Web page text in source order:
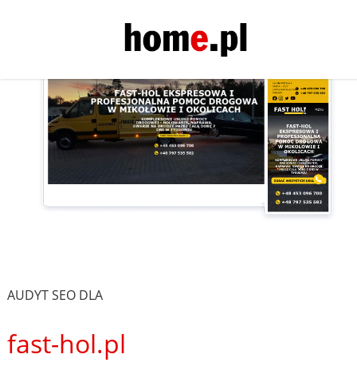
AUDYT SEO DLA
fast-hol.pl